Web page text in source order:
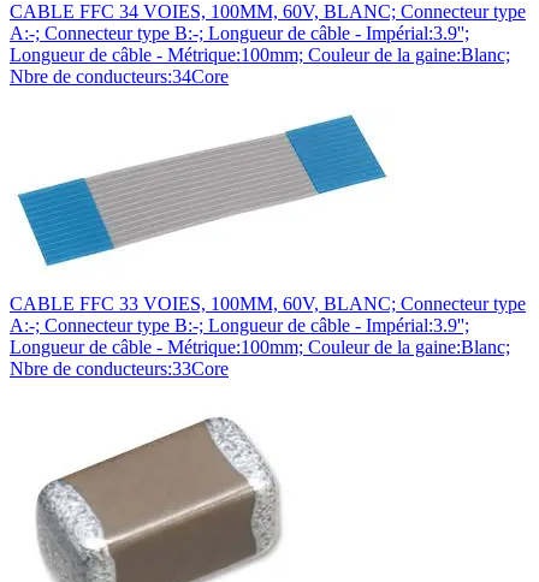
CABLE FFC 34 VOIES, 100MM, 60V, BLANC; Connecteur type
A:-; Connecteur type B:-; Longueur de câble - Impérial:3.9'';
Longueur de câble - Métrique:100mm; Couleur de la gaine:Blanc;
Nbre de conducteurs:34Core
CABLE FFC 33 VOIES, 100MM, 60V, BLANC; Connecteur type
A:-; Connecteur type B:-; Longueur de câble - Impérial:3.9'';
Longueur de câble - Métrique:100mm; Couleur de la gaine:Blanc;
Nbre de conducteurs:33Core